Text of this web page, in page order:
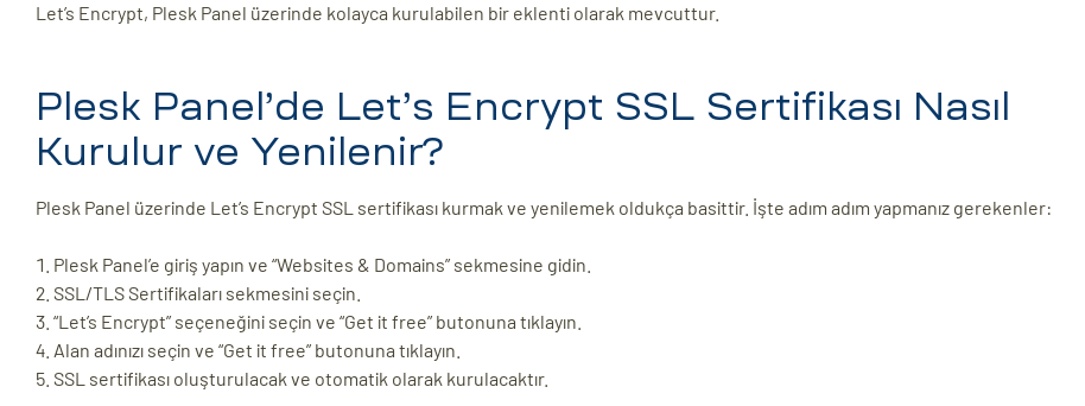
Let’s Encrypt, Plesk Panel üzerinde kolayca kurulabilen bir eklenti olarak mevcuttur.
Plesk Panel’de Let’s Encrypt SSL Sertifikası Nasıl
Kurulur ve Yenilenir?
Plesk Panel üzerinde Let’s Encrypt SSL sertifikası kurmak ve yenilemek oldukça basittir. İşte adım adım yapmanız gerekenler:
Plesk Panel’e giriş yapın ve “Websites & Domains” sekmesine gidin.
SSL/TLS Sertifikaları sekmesini seçin.
“Let’s Encrypt” seçeneğini seçin ve “Get it free” butonuna tıklayın.
Alan adınızı seçin ve “Get it free” butonuna tıklayın.
SSL sertifikası oluşturulacak ve otomatik olarak kurulacaktır.